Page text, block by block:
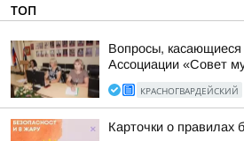
ТОП
Вопросы, касающиеся
Ассоциации «Совет
КРАСНОГВАРДЕЙСКИЙ
Карточки о правилах